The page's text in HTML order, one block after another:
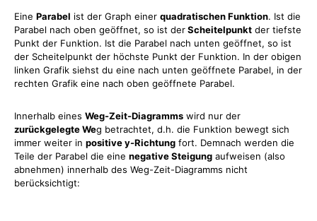
Eine Parabel ist der Graph einer quadratischen Funktion. Ist die
Parabel nach oben geöffnet, so ist derScheitelpunkt der tiefste
Punkt der Funktion. Ist die Parabel nach unten geöffnet, so ist
der Scheitelpunkt der höchste Punkt der Funktion. In der obigen
linken Grafik siehst du eine nach unten geöffnete Parabel, in der
rechten Grafik eine nach oben geöffnete Parabel.
Innerhalb eines Weg-Zeit-Diagramms wird nur der
zurückgelegte Weg betrachtet, d.h. die Funktion bewegt sich
immer weiter in positive y-Richtung fort. Demnach werden die
Teile der Parabel die eine negative Steigung aufweisen (also
abnehmen) innerhalb des Weg-Zeit-Diagramms nicht
berücksichtigt: